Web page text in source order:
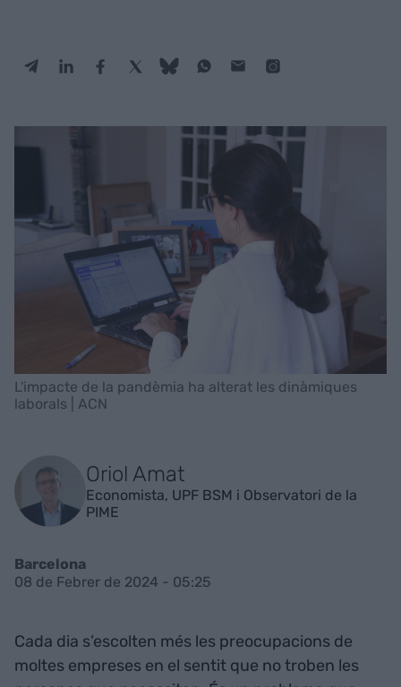
L'impacte de la pandèmia ha alterat les dinàmiques
laborals | ACN
Oriol Amat
Economista, UPF BSM i Observatori de la
PIME
Barcelona
08 de Febrer de 2024 - 05:25
Cada dia s’escolten més les preocupacions de
moltes empreses en el sentit que no troben les